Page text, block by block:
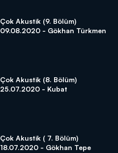
Çok Akustik (9. Bölüm)
09.08.2020 - Gökhan Türkmen
Çok Akustik (8. Bölüm)
25.07.2020 - Kubat
Çok Akustik ( 7. Bölüm)
18.07.2020 - Gökhan Tepe